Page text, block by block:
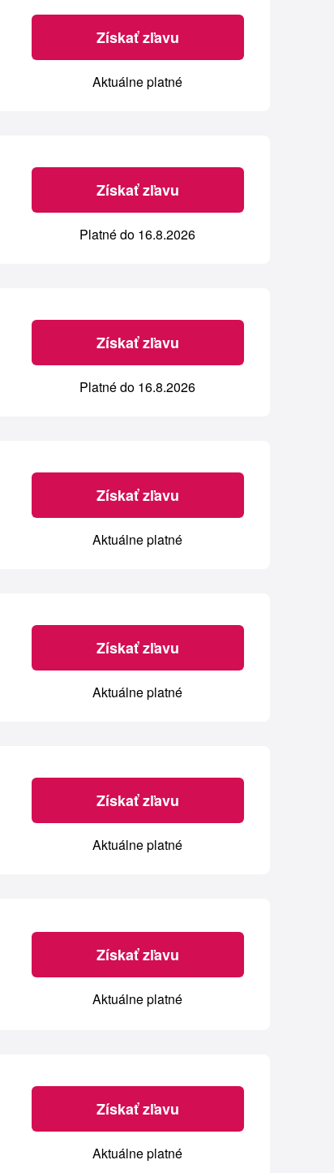
Získať zľavu
Aktuálne platné
Získať zľavu
Platné do 16.8.2026
Získať zľavu
Platné do 16.8.2026
Získať zľavu
Aktuálne platné
Získať zľavu
Aktuálne platné
Získať zľavu
Aktuálne platné
Získať zľavu
Aktuálne platné
Získať zľavu
Aktuálne platné